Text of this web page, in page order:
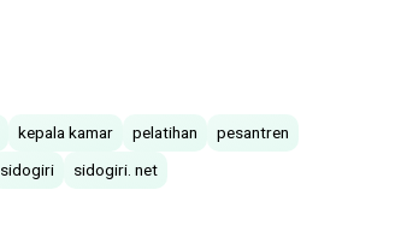
kepala kamar pelatihan
pesantren
sidogiri sidogiri. net